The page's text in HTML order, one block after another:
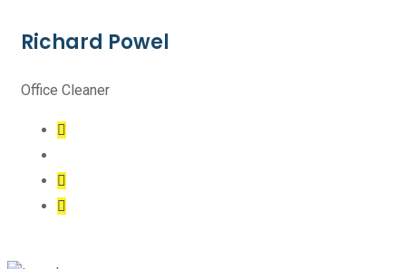
Richard Powel
Office Cleaner